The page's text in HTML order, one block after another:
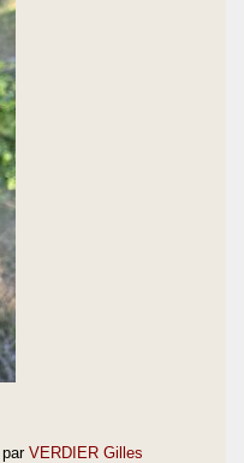
, par VERDIER Gilles